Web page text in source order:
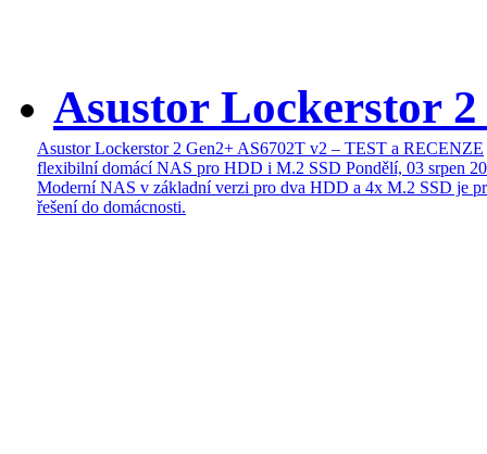
Asustor Lockerstor
Asustor Lockerstor 2 Gen2+ AS6702T v2 – TEST a RECENZE
flexibilní domácí NAS pro HDD i M.2 SSD Pondělí, 03 srpen
Moderní NAS v základní verzi pro dva HDD a 4x M.2 SSD je
řešení do domácnosti.